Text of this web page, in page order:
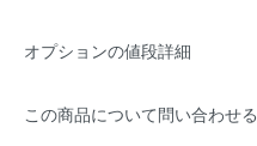
オプションの値段詳細
この商品について問い合わせる